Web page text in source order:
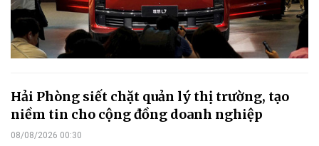
Hải Phòng siết chặt quản lý thị trường, tạo
niềm tin cho cộng đồng doanh nghiệp
08/08/2026 00:30